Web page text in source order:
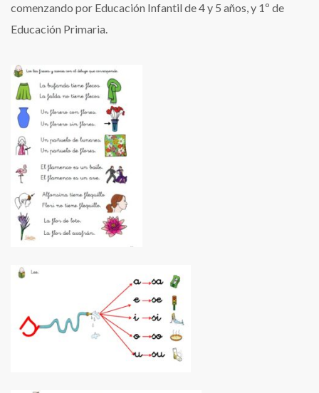
comenzando por Educación Infantil de 4 y 5 años, y 1º de
Educación Primaria.